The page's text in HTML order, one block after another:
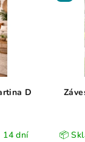
D
14 dní
📦